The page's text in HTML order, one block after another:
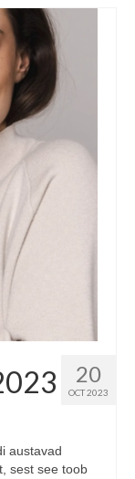
20
OCT 2023
austavad
sest see toob